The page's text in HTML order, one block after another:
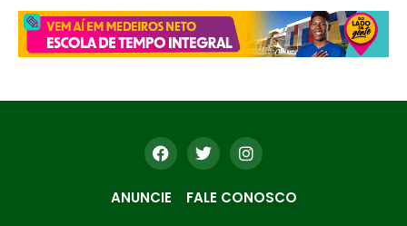
ANUNCIE FALE CONOSCO